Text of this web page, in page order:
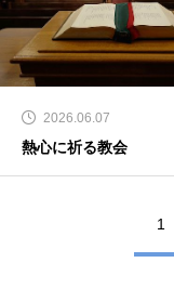
2026.06.07
熱心に祈る教会
1